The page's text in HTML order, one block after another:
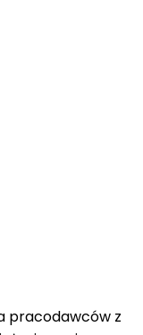
pracodawców z